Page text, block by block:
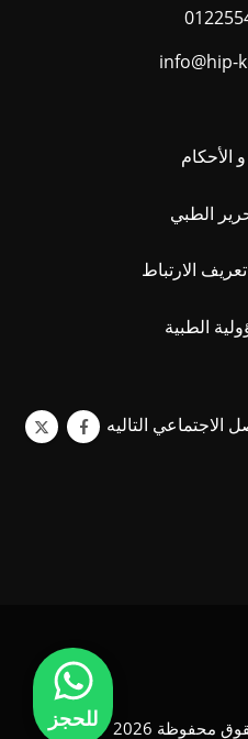
info@hip-
الأحكام
الطبي
الارتباط
الطبية
الاجتماعي التاليه
محفوظة 2026 للحجز